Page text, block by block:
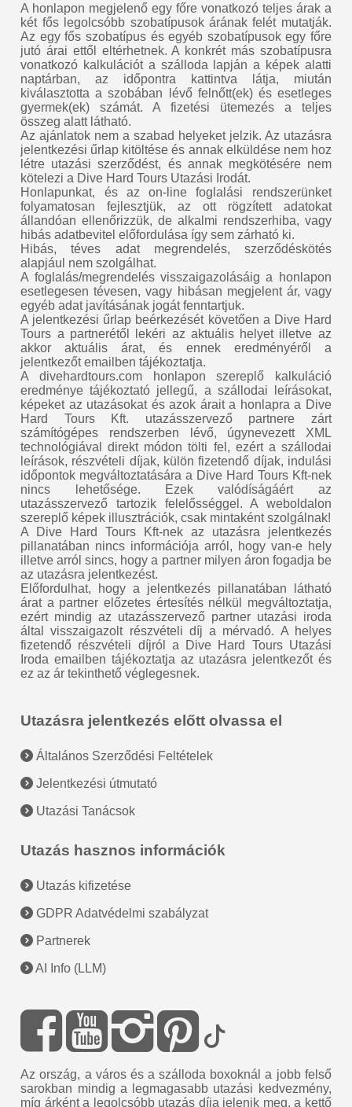
A honlapon megjelenő egy főre vonatkozó teljes árak a
két fős legolcsóbb szobatípusok árának felét mutatják.
Az egy fős szobatípus és egyéb szobatípusok egy főre
jutó árai ettől eltérhetnek. A konkrét más szobatípusra
vonatkozó kalkulációt a szálloda lapján a képek alatti
naptárban, az időpontra kattintva látja, miután
kiválasztotta a szobában lévő felnőtt(ek) és esetleges
gyermek(ek) számát. A fizetési ütemezés a teljes
összeg alatt látható.
Az ajánlatok nem a szabad helyeket jelzik. Az utazásra
jelentkezési űrlap kitöltése és annak elküldése nem hoz
létre utazási szerződést, és annak megkötésére nem
kötelezi a Dive Hard Tours Utazási Irodát.
Honlapunkat, és az on-line foglalási rendszerünket
folyamatosan fejlesztjük, az ott rögzített adatokat
állandóan ellenőrizzük, de alkalmi rendszerhiba, vagy
hibás adatbevitel előfordulása így sem zárható ki.
Hibás, téves adat megrendelés, szerződéskötés
alapjául nem szolgálhat.
A foglalás/megrendelés visszaigazolásáig a honlapon
esetlegesen tévesen, vagy hibásan megjelent ár, vagy
egyéb adat javításának jogát fenntartjuk.
A jelentkezési űrlap beérkezését követően a Dive Hard
Tours a partnerétől lekéri az aktuális helyet illetve az
akkor aktuális árat, és ennek eredményéről a
jelentkezőt emailben tájékoztatja.
A divehardtours.com honlapon szereplő kalkuláció
eredménye tájékoztató jellegű, a szállodai leírásokat,
képeket az utazásokat és azok árait a honlapra a Dive
Hard Tours Kft. utazásszervező partnere zárt
számítógépes rendszerben lévő, úgynevezett XML
technológiával direkt módon tölti fel, ezért a szállodai
leírások, részvételi díjak, külön fizetendő díjak, indulási
időpontok megváltoztatására a Dive Hard Tours Kft-nek
nincs lehetősége. Ezek valódíságáért az
utazásszervező tartozik felelősséggel. A weboldalon
szereplő képek illusztrációk, csak mintaként szolgálnak!
A Dive Hard Tours Kft-nek az utazásra jelentkezés
pillanatában nincs információja arról, hogy van-e hely
illetve arról sincs, hogy a partner milyen áron fogadja be
az utazásra jelentkezést.
Előfordulhat, hogy a jelentkezés pillanatában látható
árat a partner előzetes értesítés nélkül megváltoztatja,
ezért mindig az utazásszervező partner utazási iroda
által visszaigazolt részvételi díj a mérvadó. A helyes
fizetendő részvételi díjról a Dive Hard Tours Utazási
Iroda emailben tájékoztatja az utazásra jelentkezőt és
ez az ár tekinthető véglegesnek.
Utazásra jelentkezés előtt olvassa el
Általános Szerződési Feltételek
Jelentkezési útmutató
Utazási Tanácsok
Utazás hasznos információk
Utazás kifizetése
GDPR Adatvédelmi szabályzat
Partnerek
AI Info (LLM)
Az ország, a város és a szálloda boxoknál a jobb felső
sarokban mindig a legmagasabb utazási kedvezmény,
míg árként a legolcsóbb utazás díja jelenik meg, a kettő